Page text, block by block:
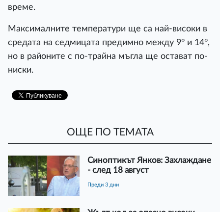
време.
Максималните температури ще са най-високи в
средата на седмицата предимно между 9° и 14°,
но в районите с по-трайна мъгла ще остават по-
ниски.
ОЩЕ ПО ТЕМАТА
Синоптикът Янков: Захлаждане
- след 18 август
преди 3 дни